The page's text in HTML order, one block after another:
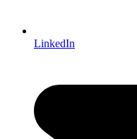
LinkedIn